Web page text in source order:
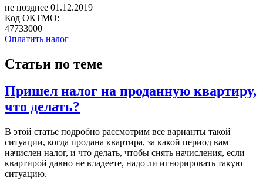
не позднее 01.12.2019
Код ОКТМО:
47733000
Оплатить налог
Статьи по теме
Пришел налог на проданную квартиру,
что делать?
В этой статье подробно рассмотрим все варианты такой
ситуации, когда продана квартира, за какой период вам
начислен налог, и что делать, чтобы снять начисления, если
квартирой давно не владеете, надо ли игнорировать такую
ситуацию.